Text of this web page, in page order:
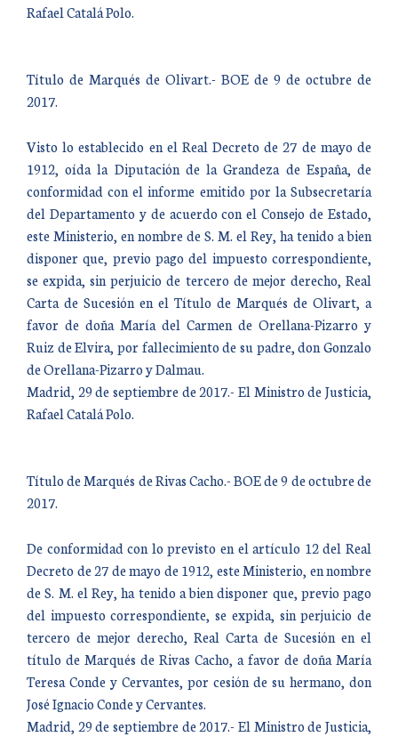
Rafael Catalá Polo.
Título de Marqués de Olivart.- BOE de 9 de octubre de
2017.
Visto lo establecido en el Real Decreto de 27 de mayo de
1912, oída la Diputación de la Grandeza de España, de
conformidad con el informe emitido por la Subsecretaría
del Departamento y de acuerdo con el Consejo de Estado,
este Ministerio, en nombre de S. M. el Rey, ha tenido a bien
disponer que, previo pago del impuesto correspondiente,
se expida, sin perjuicio de tercero de mejor derecho, Real
Carta de Sucesión en el Título de Marqués de Olivart, a
favor de doña María del Carmen de Orellana-Pizarro y
Ruiz de Elvira, por fallecimiento de su padre, don Gonzalo
de Orellana-Pizarro y Dalmau.
Madrid, 29 de septiembre de 2017.- El Ministro de Justicia,
Rafael Catalá Polo.
Título de Marqués de Rivas Cacho.- BOE de 9 de octubre de
2017.
De conformidad con lo previsto en el artículo 12 del Real
Decreto de 27 de mayo de 1912, este Ministerio, en nombre
de S. M. el Rey, ha tenido a bien disponer que, previo pago
del impuesto correspondiente, se expida, sin perjuicio de
tercero de mejor derecho, Real Carta de Sucesión en el
título de Marqués de Rivas Cacho, a favor de doña María
Teresa Conde y Cervantes, por cesión de su hermano, don
José Ignacio Conde y Cervantes.
Madrid, 29 de septiembre de 2017.- El Ministro de Justicia,